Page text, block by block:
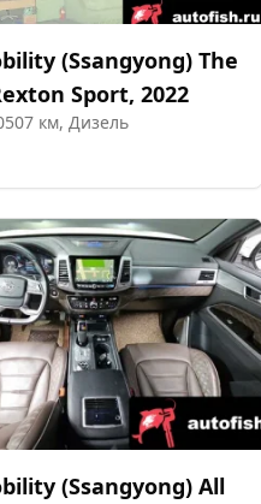
(Ssangyong) The
Sport, 2022
км, Дизель
(Ssangyong) All